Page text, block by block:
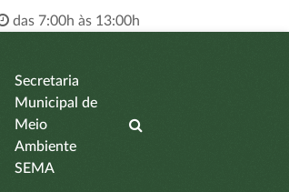
das 7:00h às 13:00h
Secretaria
Municipal de
Meio
Ambiente
SEMA